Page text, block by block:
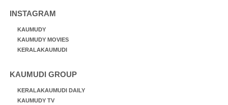
INSTAGRAM
KAUMUDY
KAUMUDY MOVIES
KERALAKAUMUDI
KAUMUDI GROUP
KERALAKAUMUDI DAILY
KAUMUDY TV